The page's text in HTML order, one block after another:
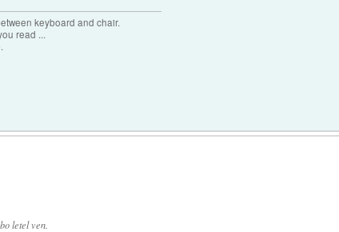
keyboard and chair.
read ...
letel ven.